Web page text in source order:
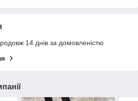
14 днів за домовленістю